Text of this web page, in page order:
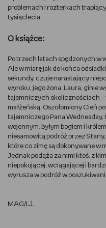
problemach i rozterkach
tysiąclecia.
O książce:
Po trzech latach spędzonych w
Ale w miarę jak do końca
sekundy, czuje narastający
wyroku, jego żona, Laura, ginie
tajemniczych okolicznościach –
małżeńską. Oszołomiony Cień
tajemniczego Pana
wojennym, byłym bogiem i
niesamowitą podróż przez
które co zimę są dokonywane w
Jednak podąża za nimi ktoś, z
niepokojącej, wciągającej i
wyrusza w podróż w
MAG/I.J.